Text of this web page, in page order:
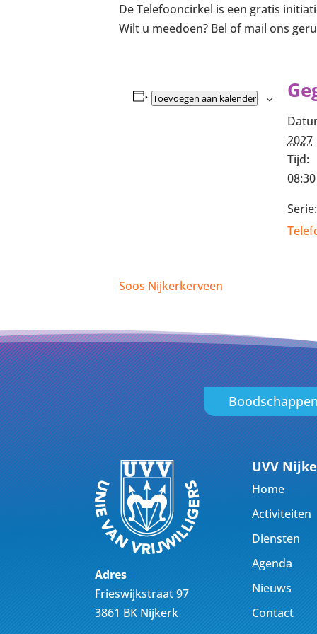
De Telefooncirkel is een gratis
Wilt u meedoen? Bel of mail ons
Toevoegen aan kalender
2027
Tijd:
Serie:
Soos Nijkerkerveen
Adres
Frieswijkstraat 97
3861 BK Nijkerk
UVV
Home
Activiteiten
Diensten
Agenda
Nieuws
Contact